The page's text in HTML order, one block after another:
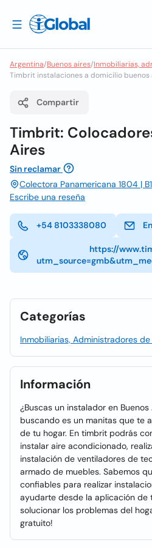
Argentina/Buenos aires/Inmobiliarias,
Timbrit instalaciones a domicilio buenos
Compartir
Timbrit:
Aires
Sin reclamar
Colectora Panamericana 1804 |
Escribe una reseña
+54 8103338080
https://
Categorías
Inmobiliarias, Administradores
Información
¿Buscas un instalador en
buscando es un manitas que te
de tu hogar. En timbrit podrás
instalar aire acondicionado,
instalación de ventiladores de
armado de muebles. Sabemos
confiables para realizar
ayudarte desde la aplicación de
solucionar los problemas del
gratuito!